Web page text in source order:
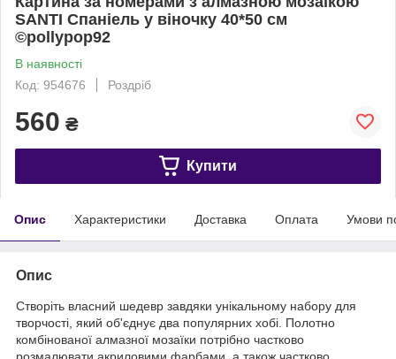
SANTI Спаніель у віночку 40*50 см
©pollypop92
В наявності
Код: 954676
Роздріб
560 ₴
Купити
Опис Характеристики Доставка Оплата Умови
Опис
Створіть власний шедевр завдяки унікальному набору для
творчості, який об'єднує два популярних хобі. Полотно
комбінованої алмазної мозаїки потрібно частково
розмалювати акриловими фарбами, а також частково